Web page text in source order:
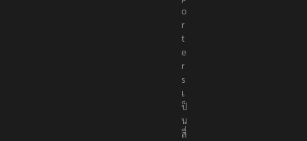
o
r
t
e
r
s
เ
ป็
น
สื่